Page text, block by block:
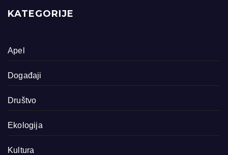
KATEGORIJE
Apel
Događaji
Društvo
Ekologija
Kultura